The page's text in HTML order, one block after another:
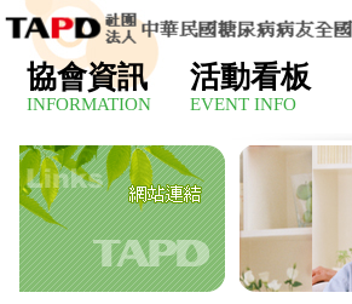
協會資訊
INFORMATION
活動看板
EVENT INFO